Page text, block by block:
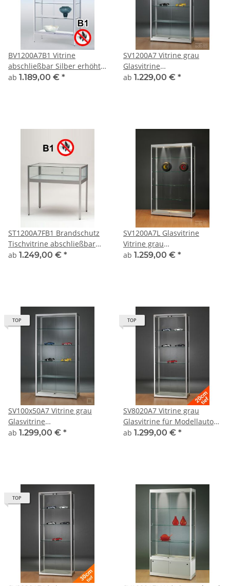
BV1200A7B1 Vitrine
abschließbar Silber erhöht
auf kurzen Beinen
ab 1.189,00 € *
SV1200A7 Vitrine grau
Glasvitrine
Ausstellungsvitrine
ab 1.229,00 € *
ST1200A7FB1 Brandschutz
Tischvitrine abschließbar
Glas Alu Silber
ab 1.249,00 € *
SV1200A7L Glasvitrine
Vitrine grau
Ausstellungsvitrine
ab 1.259,00 € *
TOP
SV100x50A7 Vitrine grau
Glasvitrine
Ausstellungsvitrine
ab 1.299,00 € *
TOP
SV8020A7 Vitrine grau
Glasvitrine für Modellautos
Präsentationsvitrine
ab 1.299,00 € *
TOP